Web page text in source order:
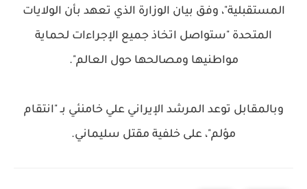
المستقبلية"، وفق بيان الوزارة الذي تعهد بأن الولايات
المتحدة "ستواصل اتخاذ جميع الإجراءات لحماية
مواطنيها ومصالحها حول العالم".
وبالمقابل توعد المرشد الإيراني علي خامنئي بـ "انتقام
مؤلم"، على خلفية مقتل سليماني.